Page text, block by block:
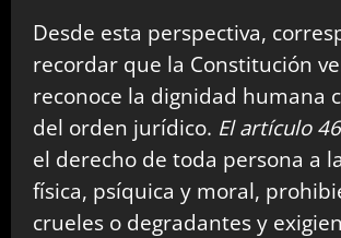
Desde esta perspectiva,
recordar que la Constitución
reconoce la dignidad humana
del orden jurídico. El artículo 46
el derecho de toda persona a
física, psíquica y moral,
crueles o degradantes y